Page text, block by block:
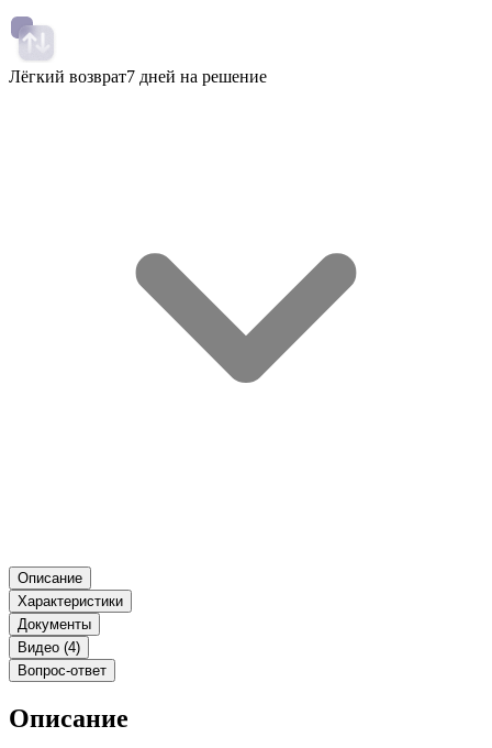
Лёгкий возврат7 дней на решение
Описание
Характеристики
Документы
Видео (4)
Вопрос-ответ
Описание